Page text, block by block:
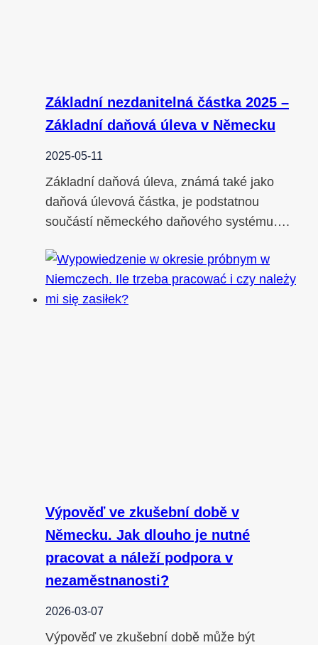
Základní nezdanitelná částka 2025 –
Základní daňová úleva v Německu
2025-05-11
Základní daňová úleva, známá také jako
daňová úlevová částka, je podstatnou
součástí německého daňového systému….
Výpověď ve zkušební době v
Německu. Jak dlouho je nutné
pracovat a náleží podpora v
nezaměstnanosti?
2026-03-07
Výpověď ve zkušební době může být